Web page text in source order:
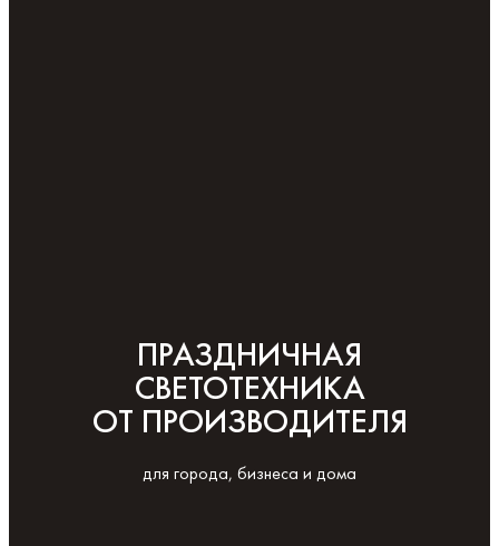
ПРАЗДНИЧНАЯ
СВЕТОТЕХНИКА
ОТ ПРОИЗВОДИТЕЛЯ
для города, бизнеса и дома